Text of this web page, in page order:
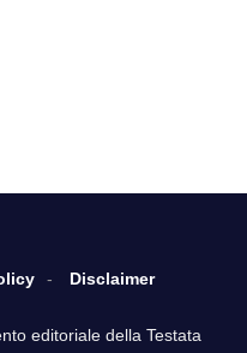
Disclaimer
editoriale della Testata